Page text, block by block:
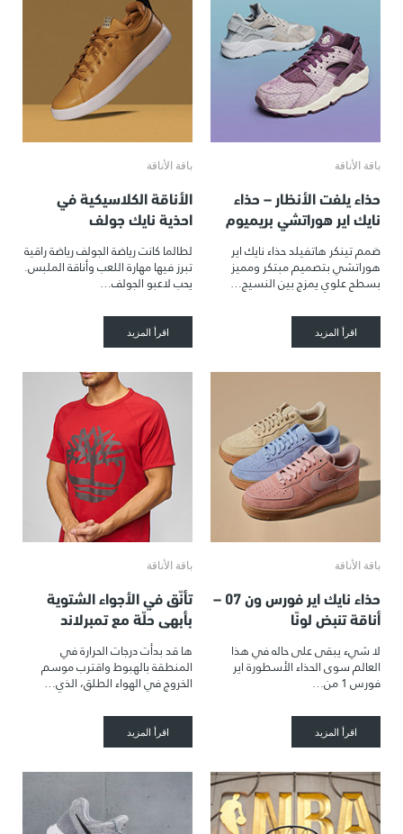
باقة الأناقة
حذاء يلفت الأنظار – حذاء
نايك اير هوراتشي بريميوم
صَمم تينكر هاتفيلد حذاء نايك اير
هوراتشي بتصميم مبتكر ومميز
بسطح علوي يمزج بين النسيج…
اقرأ المزيد
باقة الأناقة
الأناقة الكلاسيكية في
احذية نايك جولف
لطالما كانت رياضة الجولف رياضة راقية
تبرز فيها مهارة اللعب وأناقة الملبس.
يحب لاعبو الجولف…
اقرأ المزيد
باقة الأناقة
حذاء نايك اير فورس ون 07 –
أناقة تنبض لونًا
لا شيء يبقى على حاله في هذا
العالم سوى الحذاء الأسطورة اير
فورس 1 من…
اقرأ المزيد
باقة الأناقة
تأنّق في الأجواء الشتوية
بأبهى حلّة مع تمبرلاند
ها قد بدأت درجات الحرارة في
المنطقة بالهبوط واقترب موسم
الخروج في الهواء الطلق، الذي…
اقرأ المزيد